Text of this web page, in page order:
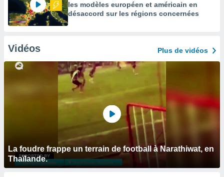
les modèles européen et américain en
désaccord sur les régions concernées
Vidéos Plus de vidéos
La foudre frappe un terrain de football à Narathiwat, en
Thaïlande.